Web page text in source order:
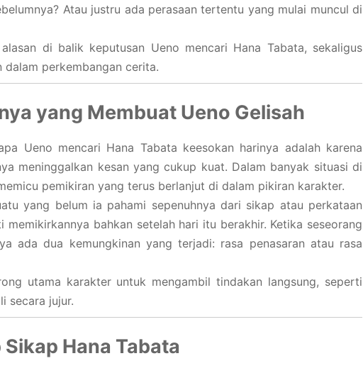
Atau justru ada perasaan tertentu yang mulai muncul di
di balik keputusan Ueno mencari Hana Tabata, sekaligus
perkembangan cerita.
yang Membuat Ueno Gelisah
Ueno mencari Hana Tabata keesokan harinya adalah karena
meninggalkan kesan yang cukup kuat. Dalam banyak situasi di
pemikiran yang terus berlanjut di dalam pikiran karakter.
yang belum ia pahami sepenuhnya dari sikap atau perkataan
bahkan setelah hari itu berakhir. Ketika seseorang
ada dua kemungkinan yang terjadi: rasa penasaran atau rasa
utama karakter untuk mengambil tindakan langsung, seperti
secara jujur.
Hana Tabata